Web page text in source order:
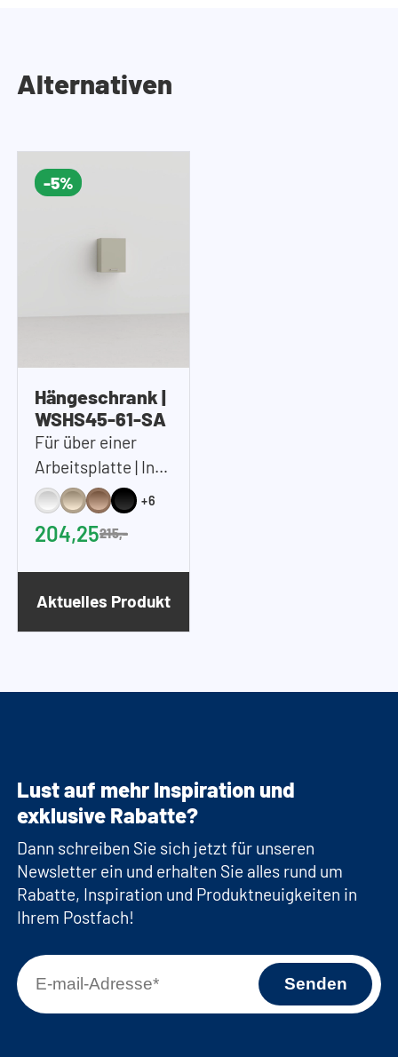
Alternativen
-5%
Hängeschrank |
WSHS45-61-SA
Für über einer
Arbeitsplatte | Inkl.
1x Einlegeboden |
45x61x37 cm
(BxHxT)
+6
204,25215,-
Aktuelles Produkt
Lust auf mehr Inspiration und
exklusive Rabatte?
Dann schreiben Sie sich jetzt für unseren
Newsletter ein und erhalten Sie alles rund um
Rabatte, Inspiration und Produktneuigkeiten in
Ihrem Postfach!